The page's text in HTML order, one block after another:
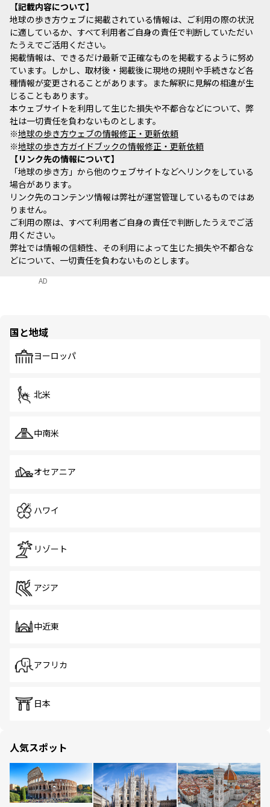
記載内容について
地球の歩き方ウェブに掲載されている情報は、ご利用の際の状況
に適しているか、すべて利用者ご自身の責任で判断していただい
たうえでご活用ください。
掲載情報は、できるだけ最新で正確なものを掲載するように努め
ています。しかし、取材後・掲載後に現地の規則や手続きなど各
種情報が変更されることがあります。また解釈に見解の相違が生
じることもあります。
本ウェブサイトを利用して生じた損失や不都合などについて、弊
社は一切責任を負わないものとします。
※地球の歩き方ウェブの情報修正・更新依頼
※地球の歩き方ガイドブックの情報修正・更新依頼
リンク先の情報について
「地球の歩き方」から他のウェブサイトなどへリンクをしている
場合があります。
リンク先のコンテンツ情報は弊社が運営管理しているものではあ
りません。
ご利用の際は、すべて利用者ご自身の責任で判断したうえでご活
用ください。
弊社では情報の信頼性、その利用によって生じた損失や不都合な
どについて、一切責任を負わないものとします。
AD
国と地域
ヨーロッパ
北米
中南米
オセアニア
ハワイ
リゾート
アジア
中近東
アフリカ
日本
人気スポット